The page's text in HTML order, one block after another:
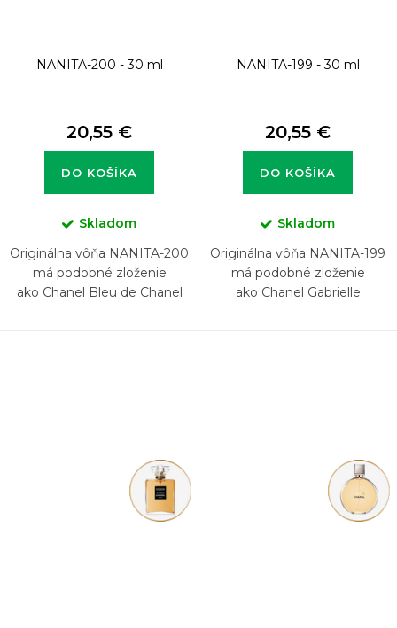
NANITA-200 - 30 ml
20,55 €
DO KOŠÍKA
Skladom
Originálna vôňa NANITA-200
má podobné zloženie
ako Chanel Bleu de Chanel
NANITA-199 - 30 ml
20,55 €
DO KOŠÍKA
Skladom
Originálna vôňa NANITA-199
má podobné zloženie
ako Chanel Gabrielle